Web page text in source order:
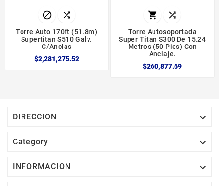
 
Torre Auto 170ft (51.8m)
Supertitan S510 Galv.
C/anclas
$2,281,275.52
 
Torre Autosoportada
Super Titan S300 De 15.24
Metros (50 Pies) Con
Anclaje.
$260,877.69
DIRECCION 
Category 
INFORMACION 